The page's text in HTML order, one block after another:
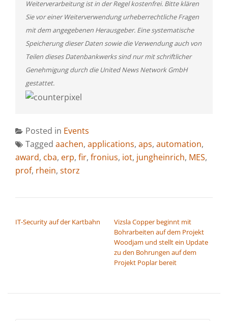
Weiterverarbeitung ist in der Regel kostenfrei. Bitte klären
Sie vor einer Weiterverwendung urheberrechtliche Fragen
mit dem angegebenen Herausgeber. Eine systematische
Speicherung dieser Daten sowie die Verwendung auch von
Teilen dieses Datenbankwerks sind nur mit schriftlicher
Genehmigung durch die United News Network GmbH
gestattet.
Posted in Events
Tagged aachen, applications, aps, automation,
award, cba, erp, fir, fronius, iot, jungheinrich, MES,
prof, rhein, storz
IT-Security auf der Kartbahn
Vizsla Copper beginnt mit
Bohrarbeiten auf dem Projekt
Woodjam und stellt ein Update
zu den Bohrungen auf dem
Projekt Poplar bereit